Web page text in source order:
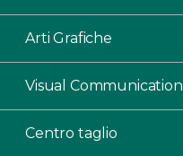
Arti Grafiche
Visual Communication
Centro taglio